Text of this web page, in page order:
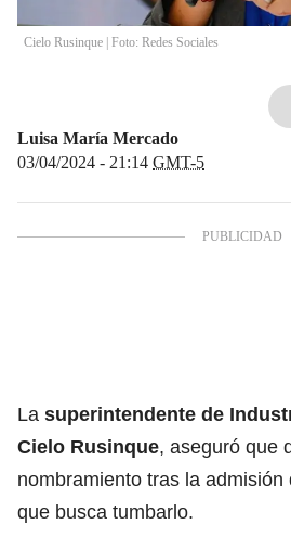
Cielo Rusinque | Foto: Redes Sociales
Luisa María Mercado
03/04/2024 - 21:14 GMT-5
La superintendente de
Cielo Rusinque, aseguró que
nombramiento tras la admisión
que busca tumbarlo.